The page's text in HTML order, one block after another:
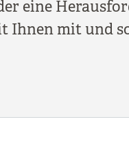
eine
Ihnen mit und